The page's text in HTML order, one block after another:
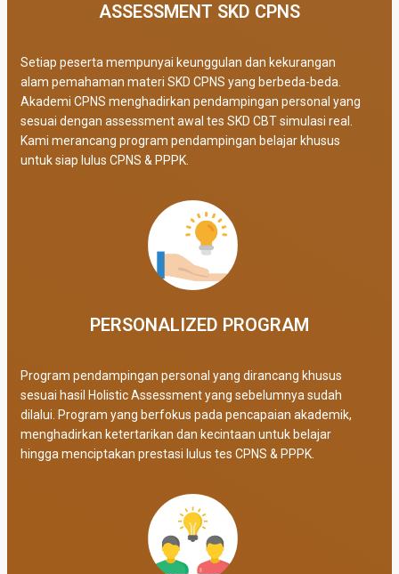
ASSESSMENT SKD CPNS
Setiap peserta mempunyai keunggulan dan kekurangan
alam pemahaman materi SKD CPNS yang berbeda-beda.
Akademi CPNS menghadirkan pendampingan personal yang
sesuai dengan assessment awal tes SKD CBT simulasi real.
Kami merancang program pendampingan belajar khusus
untuk siap lulus CPNS & PPPK.
PERSONALIZED PROGRAM​
Program pendampingan personal yang dirancang khusus
sesuai hasil Holistic Assessment yang sebelumnya sudah
dilalui. Program yang berfokus pada pencapaian akademik,
menghadirkan ketertarikan dan kecintaan untuk belajar
hingga menciptakan prestasi lulus tes CPNS & PPPK.